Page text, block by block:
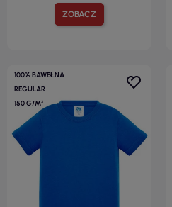
ZOBACZ
100% BAWEŁNA
REGULAR
150 G/M²